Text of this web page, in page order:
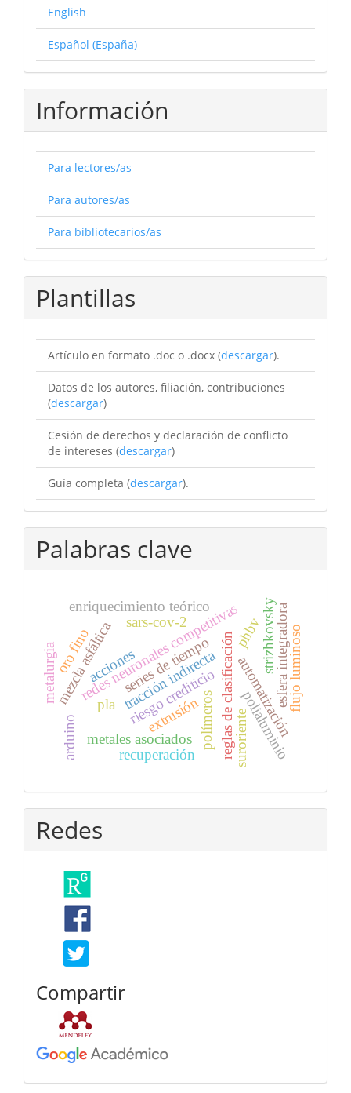
English
Español (España)
Información
Para lectores/as
Para autores/as
Para bibliotecarios/as
Plantillas
Artículo en formato .doc o .docx (descargar).
Datos de los autores, filiación, contribuciones
(descargar)
Cesión de derechos y declaración de conflicto
de intereses (descargar)
Guía completa (descargar).
Palabras clave
riesgo crediticioreglas de clasificación
redes neuronales competitivasautomatización
esfera integradoraflujo luminoso
mezcla asfáltica
polímeros polialuminio
tracción indirecta
enriquecimiento teórico strizhkovsky
metales asociados
metalurgia series de tiempo
acciones
suroriente
arduino extrusión
pla
phbv
oro fino
recuperación
sars-cov-2
Redes
Compartir